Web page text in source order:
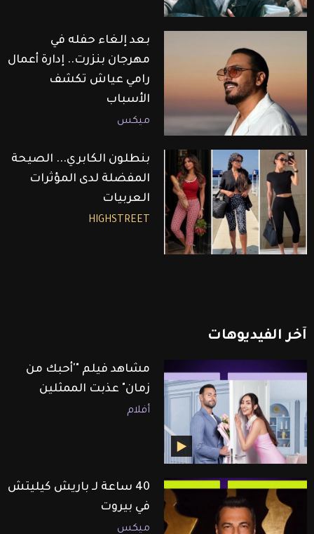
بعد إلغاء حفله في
مهرجان بنزرت.. إدارة أعمال
رامي عياش تكشف
الأسباب
ميكس
بنطلون الكابري... الصيحة
المفضلة لدى المؤثرات
العربيات
HIGHSTREET
آخر الفيديوهات
مشاهد فيلم "'أحبك من
زمان" عذبت الممثلين
أفلام
40 ساعة لـ باريش كيليتش
في بيروت
ميكس